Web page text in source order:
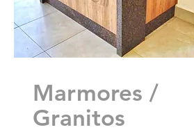
Marmores /
Granitos